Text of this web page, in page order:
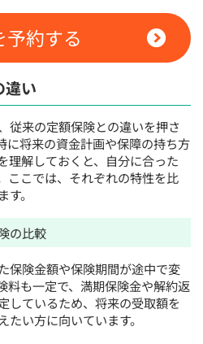
約する
違い
従来の定額保険との違いを押さ
に将来の資金計画や保障の持ち方
理解しておくと、自分に合った
ここでは、それぞれの特性を比
。
の比較
保険金額や保険期間が途中で変
料も一定で、満期保険金や解約返
しているため、将来の受取額を
い方に向いています。